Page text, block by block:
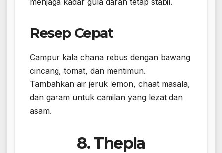
menjaga kadar gula darah tetap stabil.
Resep Cepat
Campur kala chana rebus dengan bawang
cincang, tomat, dan mentimun.
Tambahkan air jeruk lemon, chaat masala,
dan garam untuk camilan yang lezat dan
asam.
8. Thepla